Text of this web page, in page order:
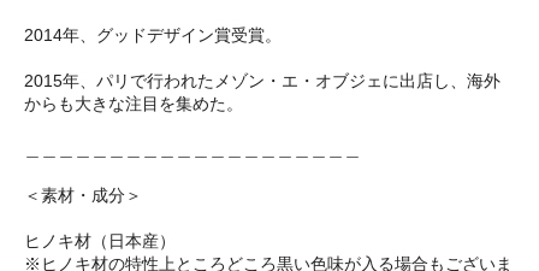
2014年、グッドデザイン賞受賞。
2015年、パリで行われたメゾン・エ・オブジェに出店し、海外
からも大きな注目を集めた。
＜素材・成分＞
ヒノキ材（日本産）
※ヒノキ材の特性上ところどころ黒い色味が入る場合もございま